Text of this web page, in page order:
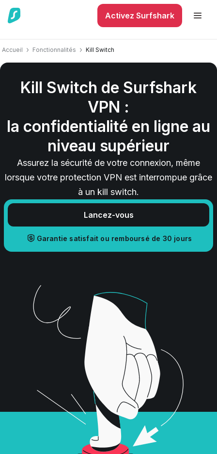
Activez Surfshark
Accueil Fonctionnalités Kill Switch
Kill Switch de Surfshark
VPN :
la confidentialité en ligne au
niveau supérieur
Assurez la sécurité de votre connexion, même
lorsque votre protection VPN est interrompue grâce
à un kill switch.
Lancez-vous
Garantie satisfait ou remboursé de 30 jours